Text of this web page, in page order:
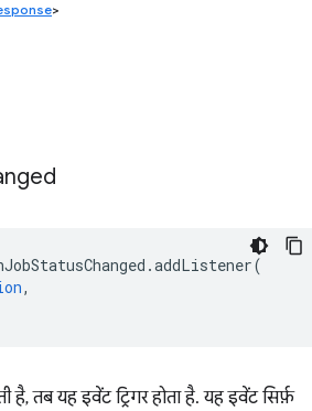
>
.addListener(
,
है, तब यह इवेंट ट्रिगर होता है. यह इवेंट सिर्फ़